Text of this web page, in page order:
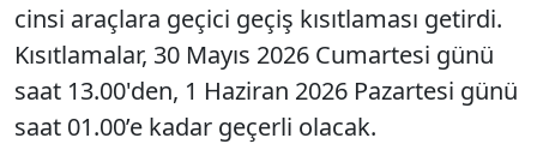
cinsi araçlara geçici geçiş kısıtlaması getirdi.
Kısıtlamalar, 30 Mayıs 2026 Cumartesi günü
saat 13.00'den, 1 Haziran 2026 Pazartesi günü
saat 01.00’e kadar geçerli olacak.